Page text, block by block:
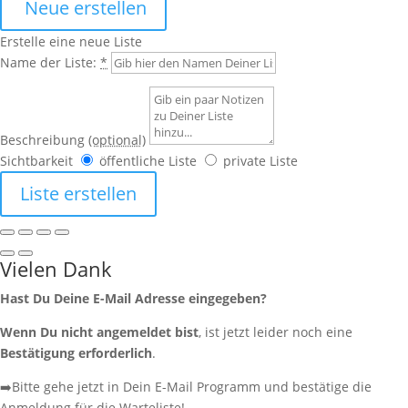
Neue erstellen
Erstelle eine neue Liste
Name der Liste: *
Beschreibung (optional)
Sichtbarkeit
öffentliche Liste private Liste
Liste erstellen
Vielen Dank
Hast Du Deine E-Mail Adresse eingegeben?
Wenn Du nicht angemeldet bist, ist jetzt leider noch eine
Bestätigung erforderlich.
➡️Bitte gehe jetzt in Dein E-Mail Programm und bestätige die